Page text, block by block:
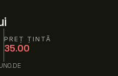
PREȚ ȚINTĂ
35.00